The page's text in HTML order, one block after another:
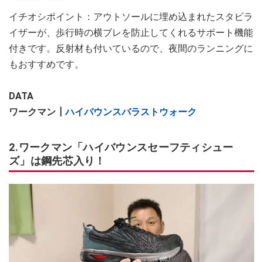
イチオシポイント：アウトソールに埋め込まれたスタビラ
イザーが、歩行時の横ブレを防止してくれるサポート機能
付きです。反射材も付いているので、夜間のランニングに
もおすすめです。
DATA
ワークマン┃ハイバウンスバラストウォーク
2.ワークマン「ハイバウンスセーフティシュー
ズ」は鋼先芯入り！